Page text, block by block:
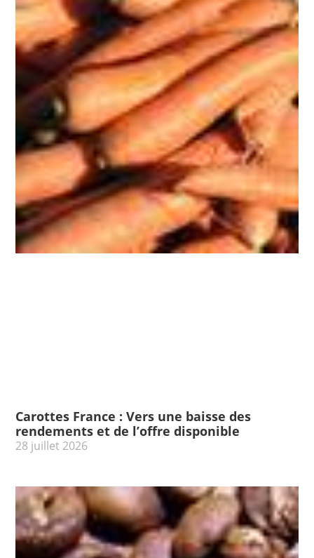
Carottes France : Vers une baisse des
rendements et de l’offre disponible
28 juillet 2026